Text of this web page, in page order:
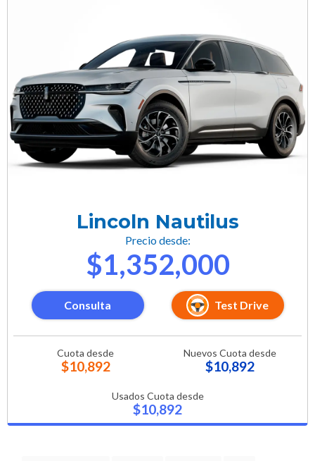
Lincoln Nautilus
Precio desde:
$1,352,000
Consulta Test Drive
Cuota desde
$10,892
Nuevos Cuota desde
$10,892
Usados Cuota desde
$10,892